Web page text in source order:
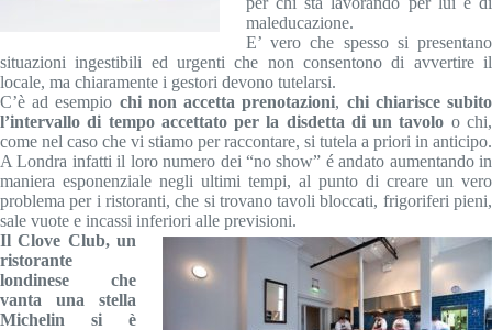
maleducazione.
E’ vero che spesso si presentano
situazioni ingestibili ed urgenti che non consentono di avvertire il
locale, ma chiaramente i gestori devono tutelarsi.
C’è ad esempio chi non accetta prenotazioni, chi chiarisce subito
l’intervallo di tempo accettato per la disdetta di un tavolo o chi,
come nel caso che vi stiamo per raccontare, si tutela a priori in anticipo.
A Londra infatti il loro numero dei “no show” é andato aumentando in
maniera esponenziale negli ultimi tempi, al punto di creare un vero
problema per i ristoranti, che si trovano tavoli bloccati, frigoriferi pieni,
sale vuote e incassi inferiori alle previsioni.
Il Clove Club, un
ristorante
londinese che
vanta una stella
Michelin si è